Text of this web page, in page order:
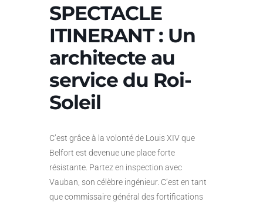
SPECTACLE
ITINERANT : Un
architecte au
service du Roi-
Soleil
C’est grâce à la volonté de Louis XIV que
Belfort est devenue une place forte
résistante. Partez en inspection avec
Vauban, son célèbre ingénieur. C’est en tant
que commissaire général des fortifications